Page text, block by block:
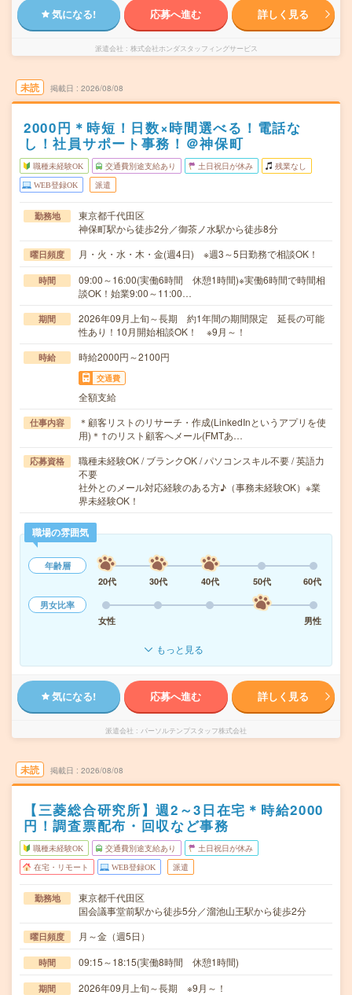
気になる! 応募へ進む 詳しく見る
派遣会社 株式会社ホンダスタッフィングサービス
未読 掲載日 2026/08/08
2000円＊時短！日数×時間選べる！電話な
し！社員サポート事務！＠神保町
職種未経験OK 交通費別途支給あり 土日祝日が休み 残業なし
WEB登録OK 派遣
勤務地
東京都千代田区
神保町駅から徒歩2分／御茶ノ水駅から徒歩8分
曜日頻度 月・火・水・木・金(週4日) ※週3～5日勤務で相談OK！
時間
09:00～16:00(実働6時間 休憩1時間)※実働6時間で時間相
談OK！始業9:00～11:00…
期間
2026年09月上旬～長期 約1年間の期間限定 延長の可能
性あり！10月開始相談OK！ ※9月～！
時給 時給2000円～2100円
交通費
全額支給
仕事内容
＊顧客リストのリサーチ・作成(LinkedInというアプリを使
用)＊↑のリスト顧客へメール(FMTあ…
応募資格
職種未経験OK / ブランクOK / パソコンスキル不要 / 英語力
不要
社外とのメール対応経験のある方♪（事務未経験OK）※業
界未経験OK！
職場の雰囲気
年齢層
20代
30代 40代 50代
60代
男女比率
女性
男性
もっと見る
気になる! 応募へ進む 詳しく見る
派遣会社 パーソルテンプスタッフ株式会社
未読 掲載日 2026/08/08
【三菱総合研究所】週2～3日在宅＊時給2000
円！調査票配布・回収など事務
職種未経験OK 交通費別途支給あり 土日祝日が休み
在宅・リモート WEB登録OK 派遣
勤務地
東京都千代田区
国会議事堂前駅から徒歩5分／溜池山王駅から徒歩2分
曜日頻度 月～金（週5日）
時間 09:15～18:15(実働8時間 休憩1時間)
期間 2026年09月上旬～長期 ※9月～！